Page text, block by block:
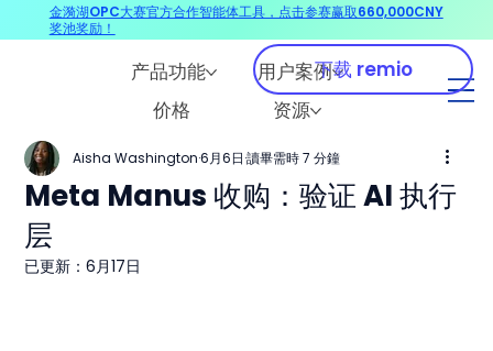
产品功能
用户案例
价格
资源
下载 remio
Meta Manus 收购：验证 AI 执行
层
Aisha Washington 6月6日 讀畢需時 7 分鐘
已更新：6月17日
金漪湖OPC大赛官方合作智能体工具，点击参赛赢取660,000CNY
奖池奖励！